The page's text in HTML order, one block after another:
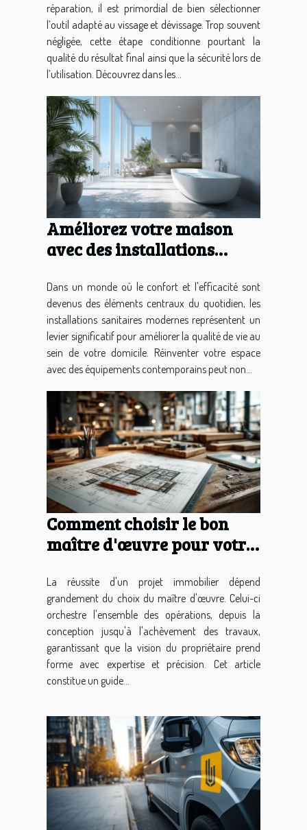
réparation, il est primordial de bien sélectionner
l’outil adapté au vissage et dévissage. Trop souvent
négligée, cette étape conditionne pourtant la
qualité du résultat final ainsi que la sécurité lors de
l’utilisation. Découvrez dans les...
Améliorez votre maison
avec des installations
Dans un monde où le confort et l'efficacité sont
devenus des éléments centraux du quotidien, les
installations sanitaires modernes représentent un
levier significatif pour améliorer la qualité de vie au
sein de votre domicile. Réinventer votre espace
avec des équipements contemporains peut non...
Comment choisir le bon
maître d'œuvre pour votre
La réussite d'un projet immobilier dépend
grandement du choix du maître d'œuvre. Celui-ci
orchestre l'ensemble des opérations, depuis la
conception jusqu'à l'achèvement des travaux,
garantissant que la vision du propriétaire prend
forme avec expertise et précision. Cet article
constitue un guide...